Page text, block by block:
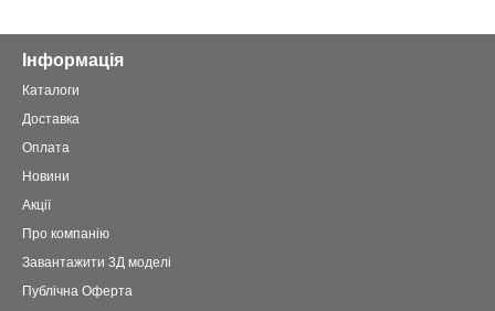
Інформація
Каталоги
Доставка
Оплата
Новини
Акції
Про компанію
Завантажити 3Д моделі
Публічна Оферта